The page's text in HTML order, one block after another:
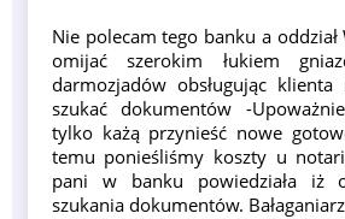
Nie polecam tego banku a oddział
omijać szerokim łukiem
darmozjadów obsługując
szukać dokumentów -
tylko każą przynieść nowe
temu ponieśliśmy koszty u
pani w banku powiedziała iż
szukania dokumentów.